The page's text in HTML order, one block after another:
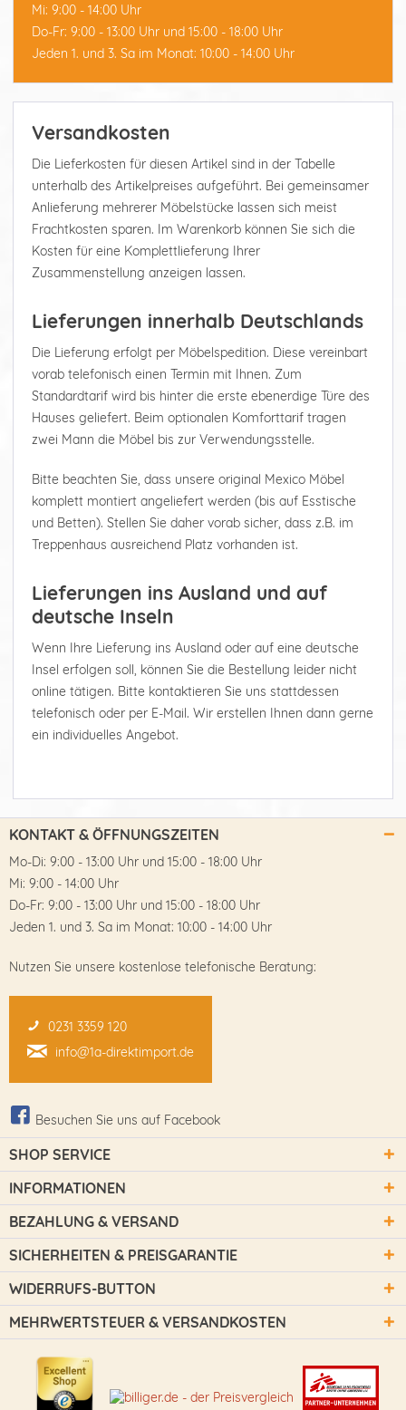
Mi: 9:00 - 14:00 Uhr
Do-Fr: 9:00 - 13:00 Uhr und 15:00 - 18:00 Uhr
Jeden 1. und 3. Sa im Monat: 10:00 - 14:00 Uhr
Versandkosten
Die Lieferkosten für diesen Artikel sind in der Tabelle
unterhalb des Artikelpreises aufgeführt. Bei gemeinsamer
Anlieferung mehrerer Möbelstücke lassen sich meist
Frachtkosten sparen. Im Warenkorb können Sie sich die
Kosten für eine Komplettlieferung Ihrer
Zusammenstellung anzeigen lassen.
Lieferungen innerhalb Deutschlands
Die Lieferung erfolgt per Möbelspedition. Diese vereinbart
vorab telefonisch einen Termin mit Ihnen. Zum
Standardtarif wird bis hinter die erste ebenerdige Türe des
Hauses geliefert. Beim optionalen Komforttarif tragen
zwei Mann die Möbel bis zur Verwendungsstelle.
Bitte beachten Sie, dass unsere original Mexico Möbel
komplett montiert angeliefert werden (bis auf Esstische
und Betten). Stellen Sie daher vorab sicher, dass z.B. im
Treppenhaus ausreichend Platz vorhanden ist.
Lieferungen ins Ausland und auf
deutsche Inseln
Wenn Ihre Lieferung ins Ausland oder auf eine deutsche
Insel erfolgen soll, können Sie die Bestellung leider nicht
online tätigen. Bitte kontaktieren Sie uns stattdessen
telefonisch oder per E-Mail. Wir erstellen Ihnen dann gerne
ein individuelles Angebot.
KONTAKT & ÖFFNUNGSZEITEN
Mo-Di: 9:00 - 13:00 Uhr und 15:00 - 18:00 Uhr
Mi: 9:00 - 14:00 Uhr
Do-Fr: 9:00 - 13:00 Uhr und 15:00 - 18:00 Uhr
Jeden 1. und 3. Sa im Monat: 10:00 - 14:00 Uhr
Nutzen Sie unsere kostenlose telefonische Beratung:
0231 3359 120
info@1a-direktimport.de
Besuchen Sie uns auf Facebook
SHOP SERVICE
INFORMATIONEN
BEZAHLUNG & VERSAND
SICHERHEITEN & PREISGARANTIE
WIDERRUFS-BUTTON
MEHRWERTSTEUER & VERSANDKOSTEN